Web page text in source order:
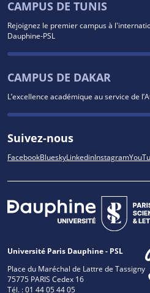
CAMPUS DE TUNIS
Rejoignez le premier campus à
Dauphine-PSL
CAMPUS DE DAKAR
L’excellence académique au service de
Suivez-nous
FacebookBlueskyLinkedinInstagram
Université Paris Dauphine - PSL
Place du Maréchal de Lattre de Tassigny
75775 PARIS Cedex 16
Tél. : 01 44 05 44 05